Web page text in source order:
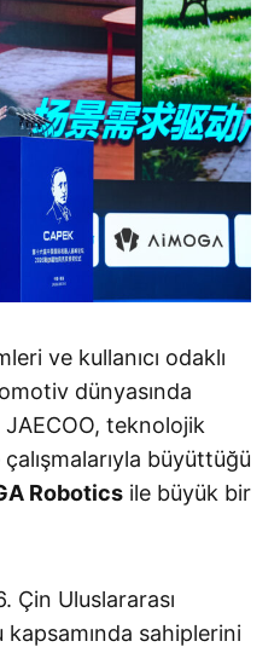
ve kullanıcı odaklı
dünyasında
teknolojik
büyüttüğü
Robotics ile büyük bir
Çin Uluslararası
sahiplerini